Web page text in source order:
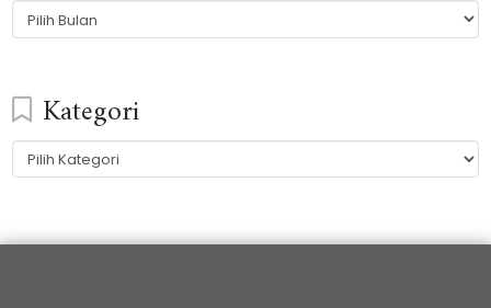
Arsip
Kategori
Kategori